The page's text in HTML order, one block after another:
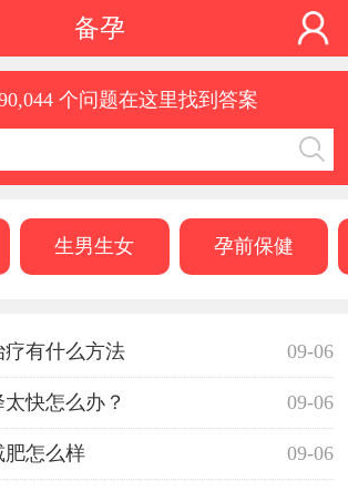
备孕
个问题在这里找到答案
生男生女 孕前保健
09-06
有什么方法
09-06
快怎么办？
09-06
肥怎么样